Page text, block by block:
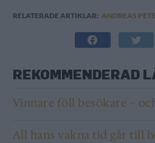
RELATERADE ARTIKLAR: ANDREAS
REKOMMENDERAD
Vinnare föll besökare –
All hans vakna tid går till